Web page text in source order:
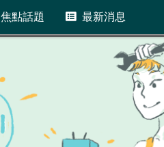
焦點話題 最新消息